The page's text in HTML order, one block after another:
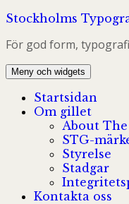
Hoppa
innehåll
Stockholms
För god form,
Meny och widgets
Startsidan
Om gillet
About
STG-
Styrelse
Stadgar
Kontakta oss